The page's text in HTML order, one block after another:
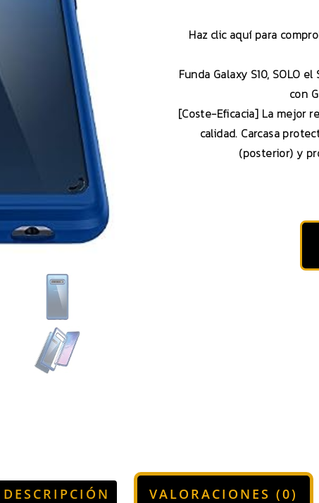
Haz clic aquí para
Funda Galaxy S10, SOLO
con
[Coste-Eficacia] La mejor
calidad. Carcasa
(posterior) y
DESCRIPCIÓN VALORACIONES (0)